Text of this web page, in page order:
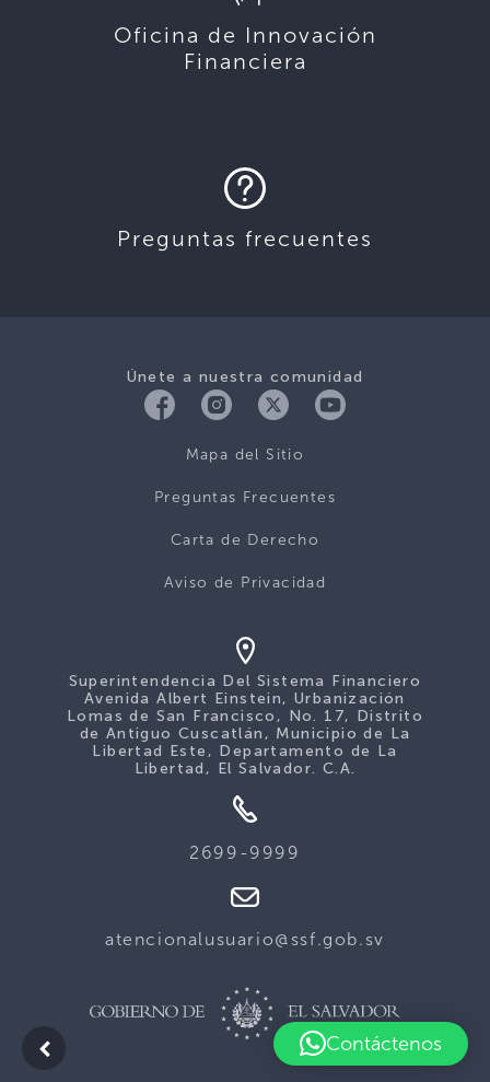
Oficina de Innovación
Financiera
Preguntas frecuentes
Contáctenos
Únete a nuestra comunidad
Mapa del Sitio
Preguntas Frecuentes
Carta de Derecho
Aviso de Privacidad
Superintendencia Del Sistema Financiero
Avenida Albert Einstein, Urbanización
Lomas de San Francisco, No. 17, Distrito
de Antiguo Cuscatlán, Municipio de La
Libertad Este, Departamento de La
Libertad, El Salvador. C.A.
2699-9999
atencionalusuario@ssf.gob.sv